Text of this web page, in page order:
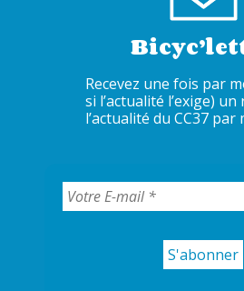
Recevez une fois par
si l’actualité l’exige) un
l’actualité du CC37 par